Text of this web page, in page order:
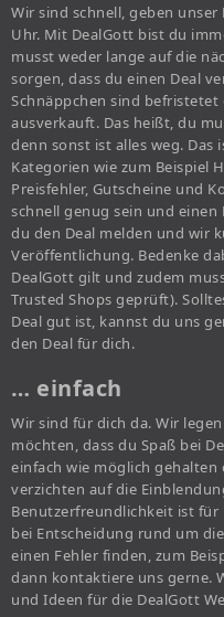
Wir sind schnell, geben
Uhr. Mit DealGott bist du
musst weder lange auf die
sorgen, dass du einen Deal
Schnäppchen sind
ausverkauft. Das heißt, du
denn sonst ist alles weg. Das
Kategorien wie zum Beispiel
Preisfehler, Gutscheine und
schnell genug sein und
du den Deal melden und wir
Veröffentlichung. Bedenke
DealGott gilt und zudem
Trusted Shops geprüft).
Deal gut ist, kannst du uns
den Deal für dich.
… einfach
Wir sind für dich da. Wir
möchten, dass du Spaß bei
einfach wie möglich gehalten
verzichten auf die
Benutzerfreundlichkeit ist
bei Entscheidung rund um
einen Fehler finden, zum
dann kontaktiere uns gerne.
und Ideen für die DealGott